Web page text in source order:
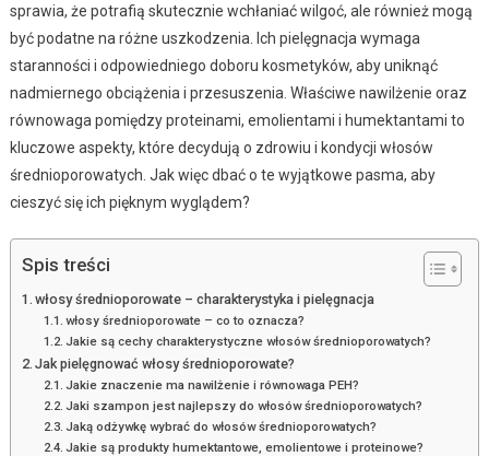
sprawia, że potrafią skutecznie wchłaniać wilgoć, ale również mogą
być podatne na różne uszkodzenia. Ich pielęgnacja wymaga
staranności i odpowiedniego doboru kosmetyków, aby uniknąć
nadmiernego obciążenia i przesuszenia. Właściwe nawilżenie oraz
równowaga pomiędzy proteinami, emolientami i humektantami to
kluczowe aspekty, które decydują o zdrowiu i kondycji włosów
średnioporowatych. Jak więc dbać o te wyjątkowe pasma, aby
cieszyć się ich pięknym wyglądem?
Spis treści
włosy średnioporowate – charakterystyka i pielęgnacja
włosy średnioporowate – co to oznacza?
Jakie są cechy charakterystyczne włosów średnioporowatych?
Jak pielęgnować włosy średnioporowate?
Jakie znaczenie ma nawilżenie i równowaga PEH?
Jaki szampon jest najlepszy do włosów średnioporowatych?
Jaką odżywkę wybrać do włosów średnioporowatych?
Jakie są produkty humektantowe, emolientowe i proteinowe?